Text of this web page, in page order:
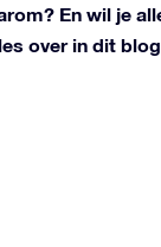
En wil je
over in dit